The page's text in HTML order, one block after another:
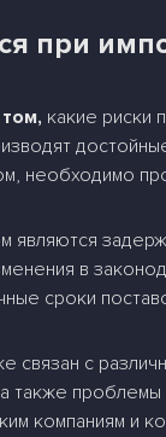
при
какие риски
необходимо
являются
в
сроки
связан с
также проблемы
компаниям и